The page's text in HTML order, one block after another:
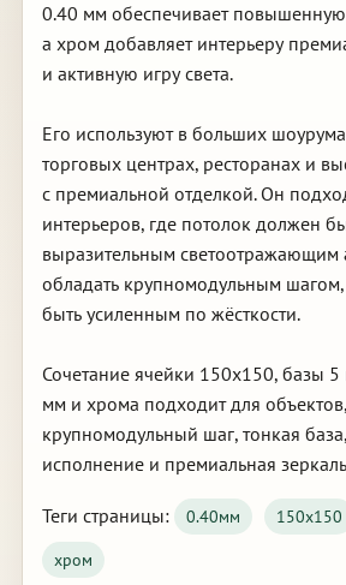
0.40 мм обеспечивает повышенную
а хром добавляет интерьеру
и активную игру света.
Его используют в больших
торговых центрах, ресторанах и
с премиальной отделкой. Он
интерьеров, где потолок должен
выразительным светоотражающим
обладать крупномодульным
быть усиленным по жёсткости.
Сочетание ячейки 150х150, базы
мм и хрома подходит для
крупномодульный шаг, тонкая
исполнение и премиальная
Теги страницы: 0.40мм 150х150
хром